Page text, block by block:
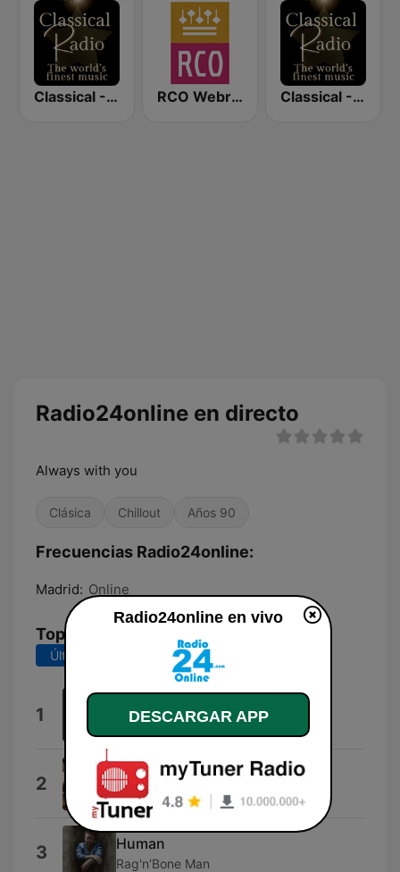
Classical - Beethoven RCO Webradio - Royal Concertgebouw Orchestra Classical - Brahms
Radio24online en directo
Always with you
Clásica Chillout Años 90
Frecuencias Radio24online:
Madrid: Online
Top Canciones
Últimos 7 días Últimos 30 días
1 Perdareiter
2 Lady
Miami Chilling Crew
3 Human
Rag'n'Bone Man
Radio24online en vivo
DESCARGAR APP